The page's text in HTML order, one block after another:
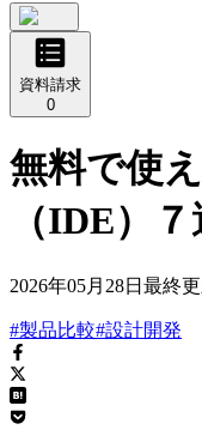
資料請求
0
無料で使
（IDE）
2026年05月28日 最終
#製品比較#設計開発